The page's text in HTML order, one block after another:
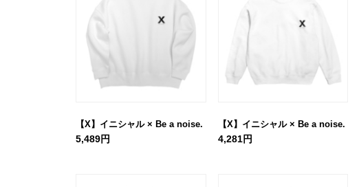
【X】イニシャル × Be a noise.
5,489円
【X】イニシャル × Be a noise.
4,281円